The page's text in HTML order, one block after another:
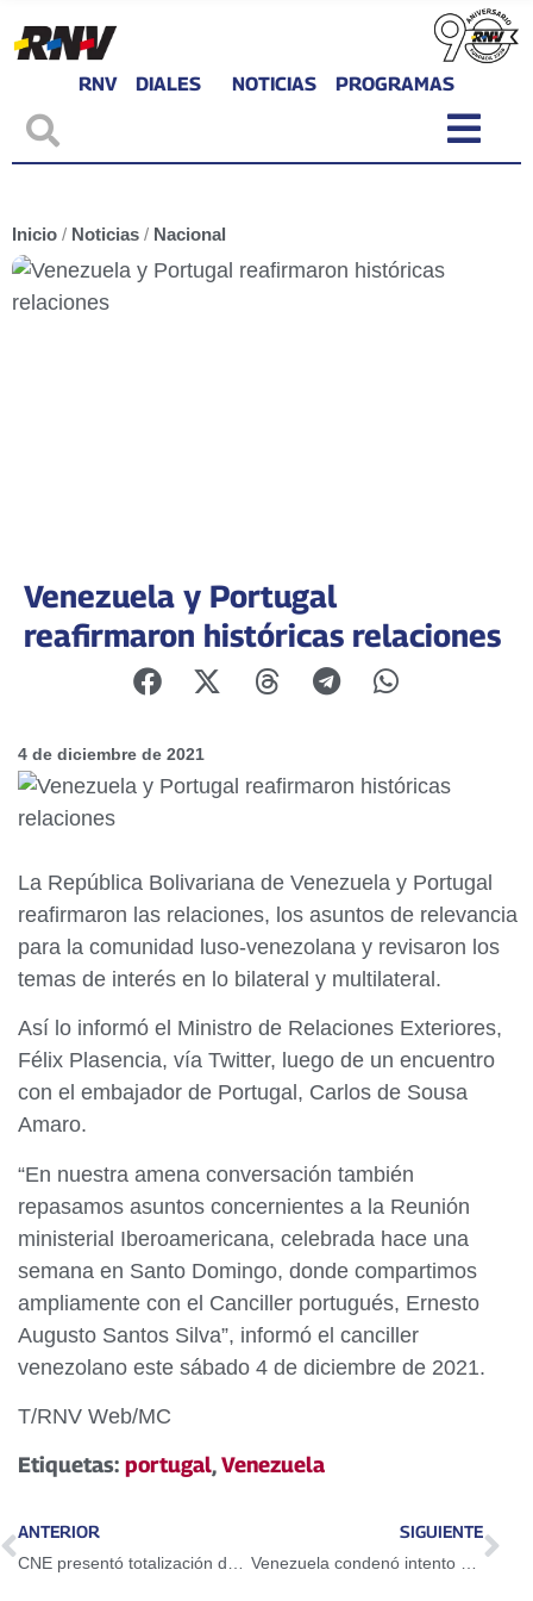
RNV DIALES NOTICIAS PROGRAMAS
Inicio / Noticias / Nacional
Venezuela y Portugal
reafirmaron históricas relaciones
4 de diciembre de 2021
La República Bolivariana de Venezuela y Portugal
reafirmaron las relaciones, los asuntos de relevancia
para la comunidad luso-venezolana y revisaron los
temas de interés en lo bilateral y multilateral.
Así lo informó el Ministro de Relaciones Exteriores,
Félix Plasencia, vía Twitter, luego de un encuentro
con el embajador de Portugal, Carlos de Sousa
Amaro.
“En nuestra amena conversación también
repasamos asuntos concernientes a la Reunión
ministerial Iberoamericana, celebrada hace una
semana en Santo Domingo, donde compartimos
ampliamente con el Canciller portugués, Ernesto
Augusto Santos Silva”, informó el canciller
venezolano este sábado 4 de diciembre de 2021.
T/RNV Web/MC
Etiquetas: portugal,Venezuela
ANTERIOR
CNE presentó totalización de actas de Elecciones indígenas
SIGUIENTE
Venezuela condenó intento de magnicidio contra presidente de Turquía Tayyip Recep Erdogan